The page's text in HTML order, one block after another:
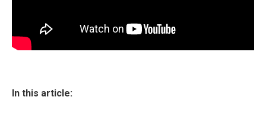
In this article: